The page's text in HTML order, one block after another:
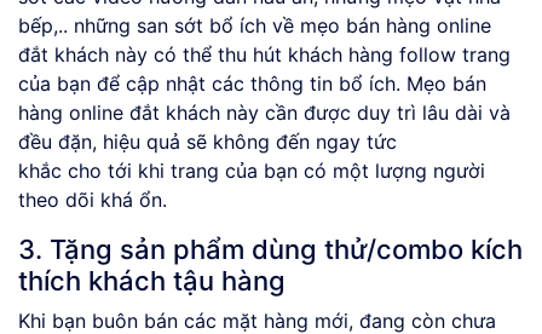
bếp,.. những san sớt bổ ích về mẹo bán hàng online
đắt khách này có thể thu hút khách hàng follow trang
của bạn để cập nhật các thông tin bổ ích. Mẹo bán
hàng online đắt khách này cần được duy trì lâu dài và
đều đặn, hiệu quả sẽ không đến ngay tức
khắc cho tới khi trang của bạn có một lượng người
theo dõi khá ổn.
3. Tặng sản phẩm dùng thử/combo kích
thích khách tậu hàng
Khi bạn buôn bán các mặt hàng mới, đang còn chưa